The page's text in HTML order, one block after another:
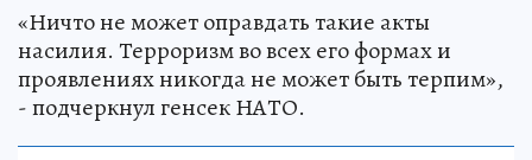
«Ничто не может оправдать такие акты
насилия. Терроризм во всех его формах и
проявлениях никогда не может быть терпим»,
- подчеркнул генсек НАТО.